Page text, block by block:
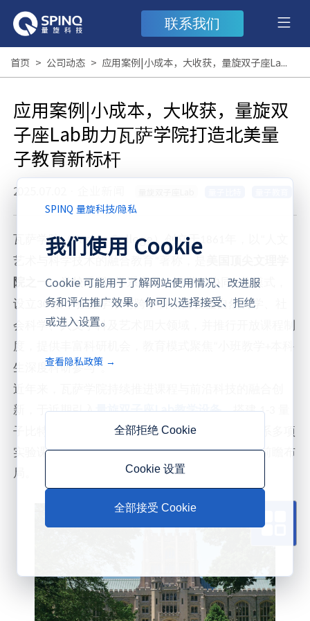
联系我们
首页 > 公司动态 > 应用案例|小成本，大收获，量旋双子座Lab助力瓦萨学院打造北美量子教育新标杆
应用案例|小成本，大收获，量旋双
子座Lab助力瓦萨学院打造北美量
子教育新标杆
2025.07.02
瓦萨学院（Vassar College）创立于1861
艺术与科学技术的融合教育
院之一。学校采用“学系主导、跨学科协同”的模式，
设立
30余个独立学系与跨学科项目覆盖自然科学、社
会科学、人文学科及艺术四大领域，并推行开放课程制
度，提供丰富科研机会，教育模式聚焦
本科
生深度科研参与”。
近年来，瓦萨学院持续推进课程与前沿科技的融合创
新，于近期引入量旋双子座Lab教学设备，搭建1-3
子比特的教学级
量子实验平台，完成物理与天文系多项
实验课程的教学升级，在量子科技教育领域实现前瞻布
局。
SPINQ 量旋科技/隐私
我们使用 Cookie
Cookie 可能用于了解网站使用情况、改进服
务和评估推广效果。你可以选择接受、拒绝
或进入设置。
查看隐私政策 →
全部拒绝 Cookie
Cookie 设置
全部接受 Cookie